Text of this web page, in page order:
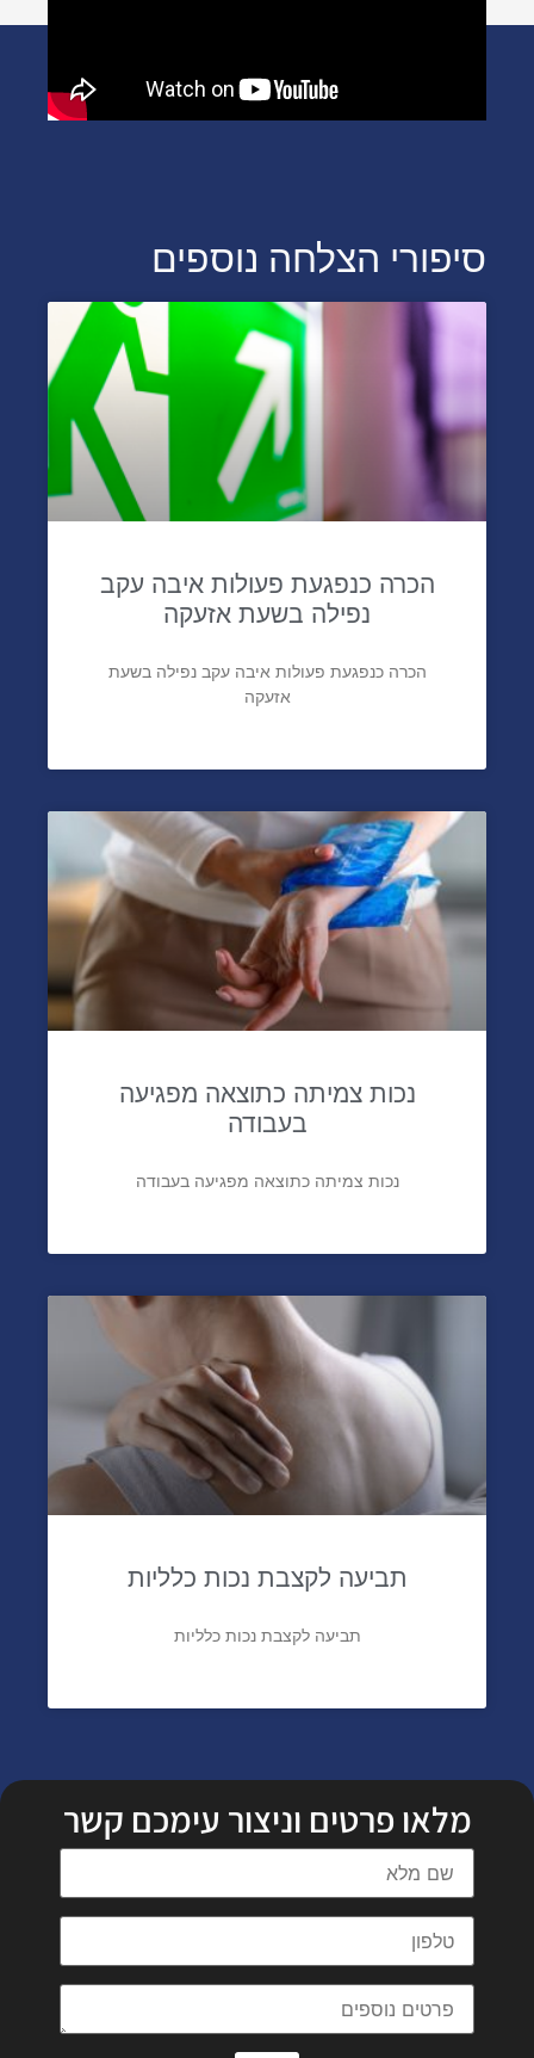
סיפורי הצלחה נוספים
הכרה כנפגעת פעולות איבה עקב
נפילה בשעת אזעקה
הכרה כנפגעת פעולות איבה עקב נפילה בשעת
אזעקה
נכות צמיתה כתוצאה מפגיעה
בעבודה
נכות צמיתה כתוצאה מפגיעה בעבודה
תביעה לקצבת נכות כלליות
תביעה לקצבת נכות כלליות
מלאו פרטים וניצור עימכם קשר